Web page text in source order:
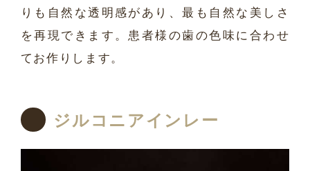
りも自然な透明感があり、最も自然な美しさ
を再現できます。患者様の歯の色味に合わせ
てお作りします。
ジルコニアインレー